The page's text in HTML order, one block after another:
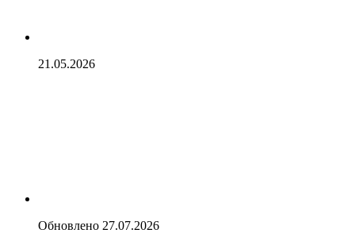
21.05.2026
Обновлено 27.07.2026